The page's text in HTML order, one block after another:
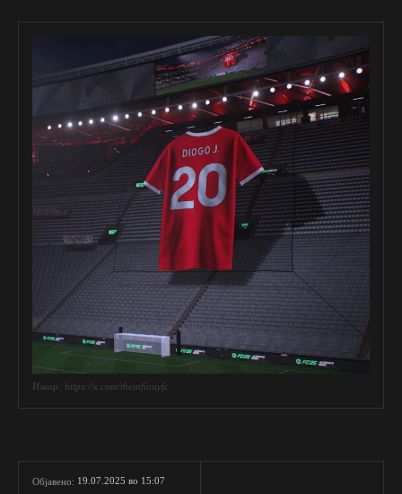
Извор: https://x.com/theinfinityfc
Објавено: 19.07.2025 во 15:07